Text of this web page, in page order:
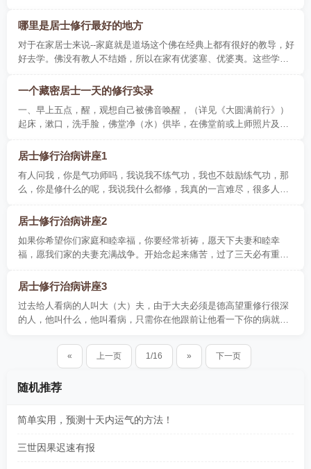
哪里是居士修行最好的地方
对于在家居士来说--家庭就是道场这个佛在经典上都有很好的教导，好
好去学。佛没有教人不结婚，所以在家有优婆塞、优婆夷。这些学佛
一个藏密居士一天的修行实录
一、早上五点，醒，观想自己被佛音唤醒，（详见《大圆满前行》）
起床，漱口，洗手脸，佛堂净（水）供毕，在佛堂前或上师照片及坛
居士修行治病讲座1
有人问我，你是气功师吗，我说我不练气功，我也不鼓励练气功，那
么，你是修什么的呢，我说我什么都修，我真的一言难尽，很多人问
居士修行治病讲座2
如果你希望你们家庭和睦幸福，你要经常祈祷，愿天下夫妻和睦幸
福，愿我们家的夫妻充满战争。开始念起来痛苦，过了三天必有重大
居士修行治病讲座3
过去给人看病的人叫大（大）夫，由于大夫必须是德高望重修行很深
的人，他叫什么，他叫看病，只需你在他跟前让他看一下你的病就好
« 上一页 1/16 » 下一页
随机推荐
简单实用，预测十天内运气的方法！
三世因果迟速有报